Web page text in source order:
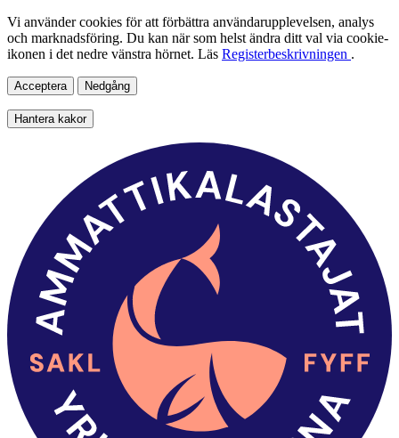
Vi använder cookies för att förbättra användarupplevelsen, analys
och marknadsföring. Du kan när som helst ändra ditt val via cookie-
ikonen i det nedre vänstra hörnet. Läs Registerbeskrivningen .
Acceptera Nedgång
Hantera kakor